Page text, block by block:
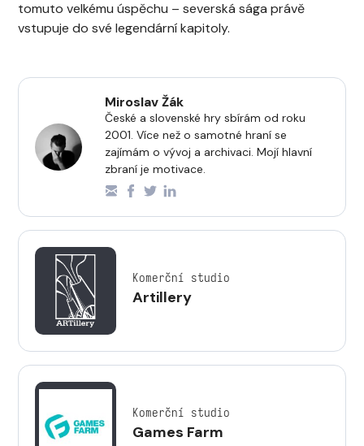
tomuto velkému úspěchu – severská sága právě
vstupuje do své legendární kapitoly.
Miroslav Žák
České a slovenské hry sbírám od roku
2001. Více než o samotné hraní se
zajímám o vývoj a archivaci. Mojí hlavní
zbraní je motivace.
Komerční studio
Artillery
Komerční studio
Games Farm